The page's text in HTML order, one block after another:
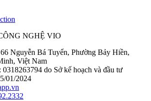
NGHỆ VIO
66 Nguyễn Bá Tuyển, Phường Bảy Hiền,
Việt Nam
: 0318263794 do Sở kế hoạch và đầu tư
01/2024